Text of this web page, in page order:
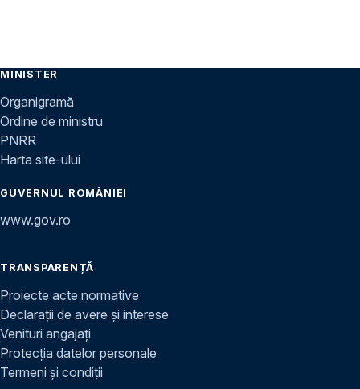
MINISTER
Organigramă
Ordine de ministru
PNRR
Harta site-ului
GUVERNUL ROMÂNIEI
www.gov.ro
TRANSPARENȚĂ
Proiecte acte normative
Declarații de avere și interese
Venituri angajați
Protecția datelor personale
Termeni și condiții